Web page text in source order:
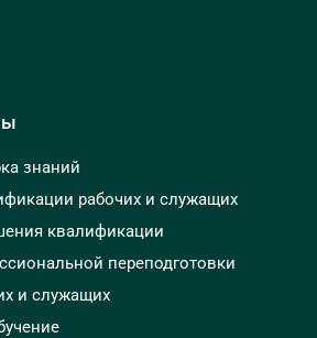
знаний
рабочих и служащих
квалификации
переподготовки
и служащих